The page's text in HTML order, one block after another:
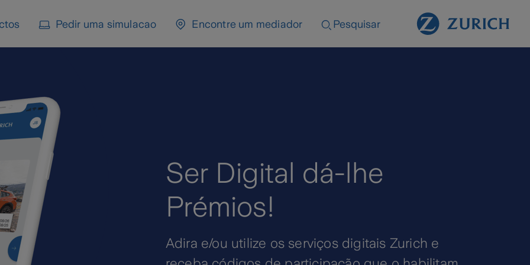
Pedir uma simulacao Encontre um mediador Pesquisar
Ser Digital dá-lhe
Prémios!
Adira e/ou utilize os serviços digitais Zurich e